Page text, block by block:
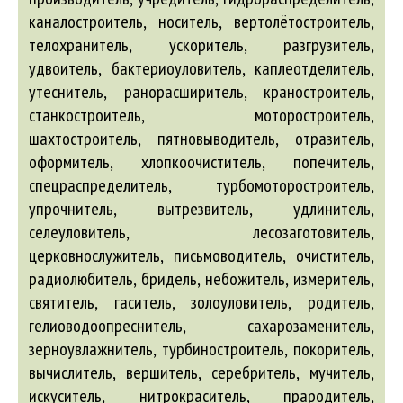
каналостроитель, носитель, вертолётостроитель,
телохранитель, ускоритель, разгрузитель,
удвоитель, бактериоуловитель, каплеотделитель,
утеснитель, ранорасширитель, краностроитель,
станкостроитель, моторостроитель,
шахтостроитель, пятновыводитель, отразитель,
оформитель, хлопкоочиститель, попечитель,
спецраспределитель, турбомоторостроитель,
упрочнитель, вытрезвитель, удлинитель,
селеуловитель, лесозаготовитель,
церковнослужитель, письмоводитель, очиститель,
радиолюбитель, бридель, небожитель, измеритель,
святитель, гаситель, золоуловитель, родитель,
гелиоводоопреснитель, сахарозаменитель,
зерноувлажнитель, турбиностроитель, покоритель,
вычислитель, вершитель, серебритель, мучитель,
искуситель, нитрокраситель, прародитель,